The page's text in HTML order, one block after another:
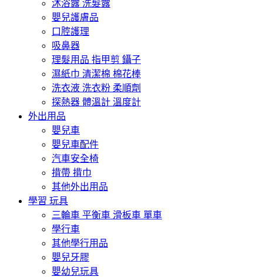
沐浴露 洗髮露
嬰兒護膚品
口腔護理
吸鼻器
理髮用品 指甲剪 鑷子
濕紙巾 清潔棉 棉花棒
洗衣液 洗衣粉 柔順劑
探熱器 體溫計 溫度計
外出用品
嬰兒車
嬰兒車配件
汽車安全椅
揹帶 揹巾
其他外出用品
學習 玩具
三輪車 平衡車 滑板車 單車
學行車
其他學行用品
嬰兒牙膠
嬰幼兒玩具